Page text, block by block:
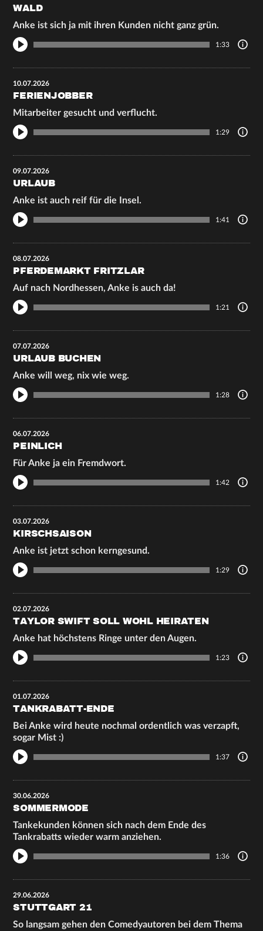
WALD
Anke ist sich ja mit ihren Kunden nicht ganz grün.
1:33
10.07.2026
FERIENJOBBER
Mitarbeiter gesucht und verflucht.
1:29
09.07.2026
URLAUB
Anke ist auch reif für die Insel.
1:41
08.07.2026
PFERDEMARKT FRITZLAR
Auf nach Nordhessen, Anke is auch da!
1:21
07.07.2026
URLAUB BUCHEN
Anke will weg, nix wie weg.
1:28
06.07.2026
PEINLICH
Für Anke ja ein Fremdwort.
1:42
03.07.2026
KIRSCHSAISON
Anke ist jetzt schon kerngesund.
1:29
02.07.2026
TAYLOR SWIFT SOLL WOHL HEIRATEN
Anke hat höchstens Ringe unter den Augen.
1:23
01.07.2026
TANKRABATT-ENDE
Bei Anke wird heute nochmal ordentlich was verzapft,
sogar Mist :)
1:37
30.06.2026
SOMMERMODE
Tankekunden können sich nach dem Ende des
Tankrabatts wieder warm anziehen.
1:36
29.06.2026
STUTTGART 21
So langsam gehen den Comedyautoren bei dem Thema